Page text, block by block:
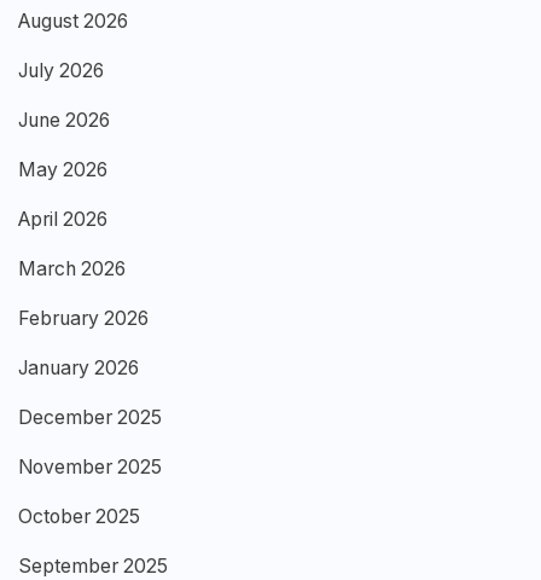
August 2026
July 2026
June 2026
May 2026
April 2026
March 2026
February 2026
January 2026
December 2025
November 2025
October 2025
September 2025